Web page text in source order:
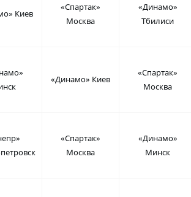
Киев
«Спартак»
Москва
«Динамо»
Тбилиси
«Динамо» Киев
«Спартак»
Москва
«Спартак»
Москва
«Динамо»
Минск